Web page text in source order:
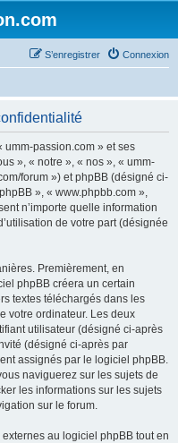
Connexion
S’enregistrer
passion.com » et ses
», « notre », « nos », « umm-
forum ») et phpBB (désigné ci-
», « www.phpbb.com »,
n’importe quelle information
de votre part (désignée
Premièrement, en
phpBB créera un certain
textes téléchargés dans les
votre ordinateur. Les deux
utilisateur (désigné ci-après
(désigné ci-après par
assignés par le logiciel phpBB.
naviguerez sur les sujets de
les informations sur les sujets
sur le forum.
au logiciel phpBB tout en